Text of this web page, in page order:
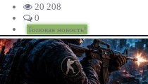
20 208
0
Топовая новость!